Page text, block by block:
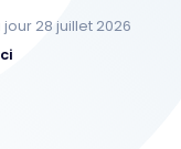
jour 28 juillet 2026